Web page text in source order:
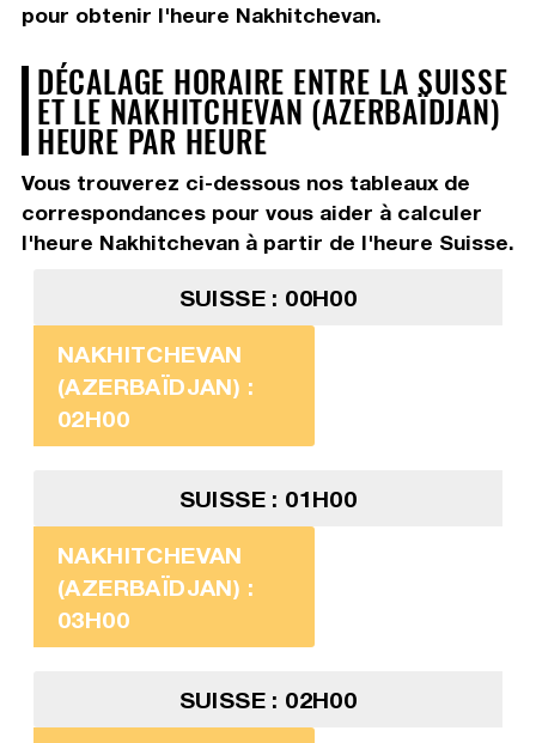
pour obtenir l'heure Nakhitchevan.
DÉCALAGE HORAIRE ENTRE LA SUISSE
ET LE NAKHITCHEVAN (AZERBAÏDJAN)
HEURE PAR HEURE
Vous trouverez ci-dessous nos tableaux de
correspondances pour vous aider à calculer
l'heure Nakhitchevan à partir de l'heure Suisse.
SUISSE : 00H00
NAKHITCHEVAN
(AZERBAÏDJAN) :
02H00
SUISSE : 01H00
NAKHITCHEVAN
(AZERBAÏDJAN) :
03H00
SUISSE : 02H00